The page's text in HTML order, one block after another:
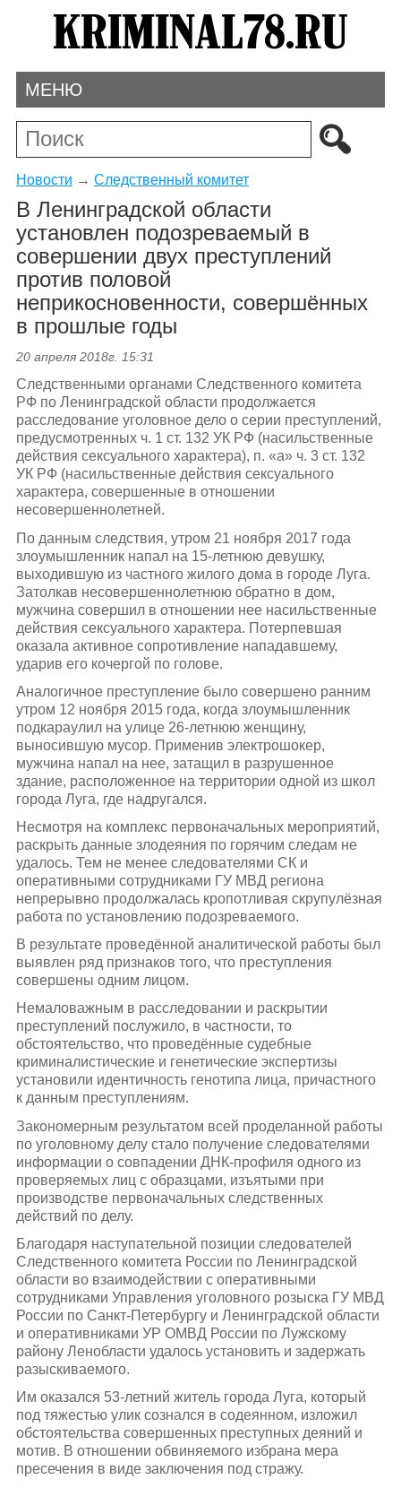
МЕНЮ
Новости → Следственный комитет
В Ленинградской области
установлен подозреваемый в
совершении двух преступлений
против половой
неприкосновенности, совершённых
в прошлые годы
20 апреля 2018г. 15:31
Следственными органами Следственного комитета
РФ по Ленинградской области продолжается
расследование уголовное дело о серии преступлений,
предусмотренных ч. 1 ст. 132 УК РФ (насильственные
действия сексуального характера), п. «а» ч. 3 ст. 132
УК РФ (насильственные действия сексуального
характера, совершенные в отношении
несовершеннолетней.
По данным следствия, утром 21 ноября 2017 года
злоумышленник напал на 15-летнюю девушку,
выходившую из частного жилого дома в городе Луга.
Затолкав несовершеннолетнюю обратно в дом,
мужчина совершил в отношении нее насильственные
действия сексуального характера. Потерпевшая
оказала активное сопротивление нападавшему,
ударив его кочергой по голове.
Аналогичное преступление было совершено ранним
утром 12 ноября 2015 года, когда злоумышленник
подкараулил на улице 26-летнюю женщину,
выносившую мусор. Применив электрошокер,
мужчина напал на нее, затащил в разрушенное
здание, расположенное на территории одной из школ
города Луга, где надругался.
Несмотря на комплекс первоначальных мероприятий,
раскрыть данные злодеяния по горячим следам не
удалось. Тем не менее следователями СК и
оперативными сотрудниками ГУ МВД региона
непрерывно продолжалась кропотливая скрупулёзная
работа по установлению подозреваемого.
В результате проведённой аналитической работы был
выявлен ряд признаков того, что преступления
совершены одним лицом.
Немаловажным в расследовании и раскрытии
преступлений послужило, в частности, то
обстоятельство, что проведённые судебные
криминалистические и генетические экспертизы
установили идентичность генотипа лица, причастного
к данным преступлениям.
Закономерным результатом всей проделанной работы
по уголовному делу стало получение следователями
информации о совпадении ДНК-профиля одного из
проверяемых лиц с образцами, изъятыми при
производстве первоначальных следственных
действий по делу.
Благодаря наступательной позиции следователей
Следственного комитета России по Ленинградской
области во взаимодействии с оперативными
сотрудниками Управления уголовного розыска ГУ МВД
России по Санкт-Петербургу и Ленинградской области
и оперативниками УР ОМВД России по Лужскому
району Ленобласти удалось установить и задержать
разыскиваемого.
Им оказался 53-летний житель города Луга, который
под тяжестью улик сознался в содеянном, изложил
обстоятельства совершенных преступных деяний и
мотив. В отношении обвиняемого избрана мера
пресечения в виде заключения под стражу.